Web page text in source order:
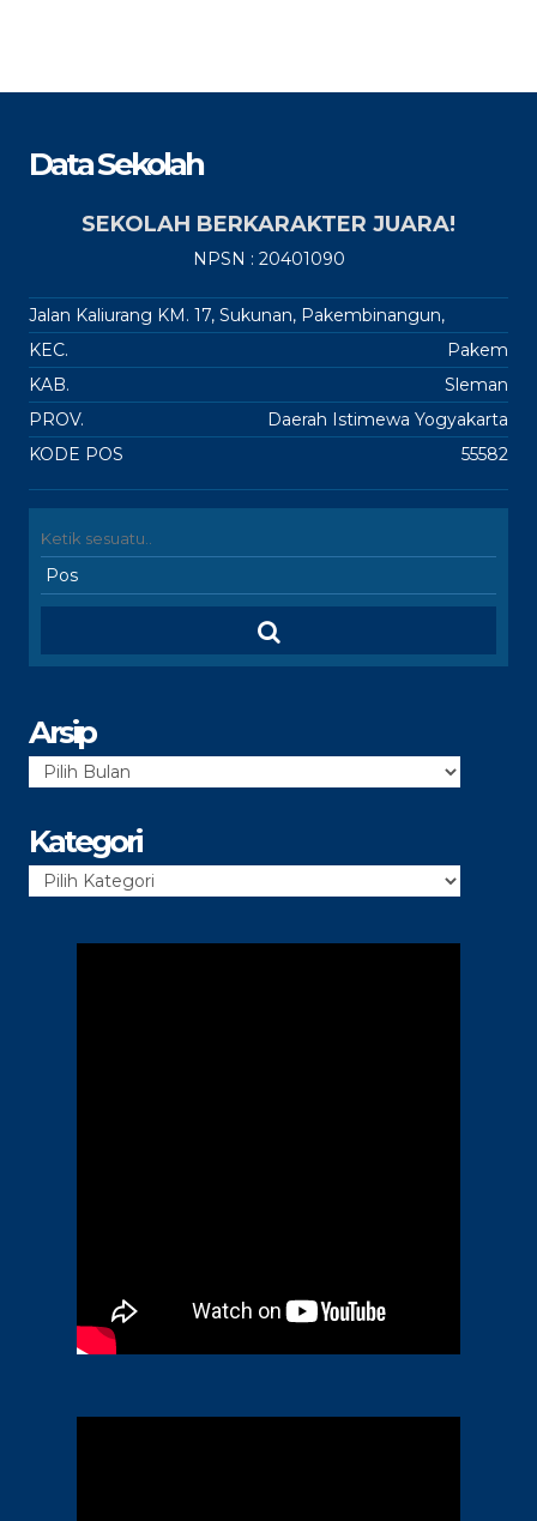
Data Sekolah
SEKOLAH BERKARAKTER JUARA!
NPSN : 20401090
Jalan Kaliurang KM. 17, Sukunan, Pakembinangun,
KEC.
Pakem
KAB.
Sleman
PROV.
Daerah Istimewa Yogyakarta
KODE POS
55582
Arsip
Arsip
Kategori
Kategori